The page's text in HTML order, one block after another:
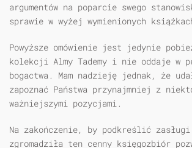
argumentów na poparcie swego
sprawie w wyżej wymienionych
Powyższe omówienie jest jedynie
kolekcji Almy Tademy i nie oddaje w
bogactwa. Mam nadzieję jednak, że
zapoznać Państwa przynajmniej z
ważniejszymi pozycjami.
Na zakończenie, by podkreślić
zgromadziła ten cenny księgozbiór